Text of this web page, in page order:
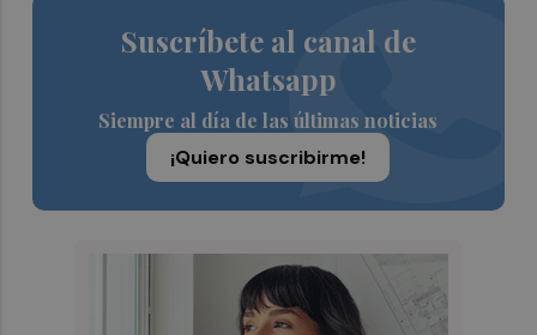
Suscríbete al canal de
Whatsapp
Siempre al día de las últimas noticias
¡Quiero suscribirme!